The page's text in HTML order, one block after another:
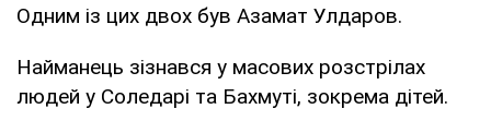
Одним із цих двох був Азамат Улдаров.
Найманець зізнався у масових розстрілах
людей у ​​Соледарі та Бахмуті, зокрема дітей.